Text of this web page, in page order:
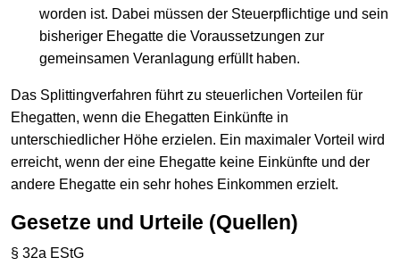
worden ist. Dabei müssen der Steuerpflichtige und sein
bisheriger Ehegatte die Voraussetzungen zur
gemeinsamen Veranlagung erfüllt haben.
Das Splittingverfahren führt zu steuerlichen Vorteilen für
Ehegatten, wenn die Ehegatten Einkünfte in
unterschiedlicher Höhe erzielen. Ein maximaler Vorteil wird
erreicht, wenn der eine Ehegatte keine Einkünfte und der
andere Ehegatte ein sehr hohes Einkommen erzielt.
Gesetze und Urteile (Quellen)
§ 32a EStG